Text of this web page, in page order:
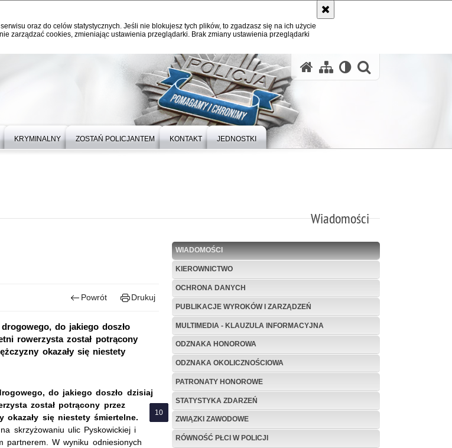
oraz do celów statystycznych. Jeśli nie blokujesz tych plików, to zgadzasz się na ich użycie
zarządzać cookies, zmieniając ustawienia przeglądarki. Brak zmiany ustawienia przeglądarki
KRYMINALNY ZOSTAŃ POLICJANTEM KONTAKT JEDNOSTKI
Wiadomości
WIADOMOŚCI
KIEROWNICTWO
OCHRONA DANYCH
PUBLIKACJE WYROKÓW I ZARZĄDZEŃ
MULTIMEDIA - KLAUZULA INFORMACYJNA
ODZNAKA HONOROWA
ODZNAKA OKOLICZNOŚCIOWA
PATRONATY HONOROWE
STATYSTYKA ZDARZEŃ
ZWIĄZKI ZAWODOWE
RÓWNOŚĆ PŁCI W POLICJI
Powrót Drukuj
do jakiego doszło
rowerzysta został potrącony
okazały się niestety
do jakiego doszło dzisiaj
został potrącony przez
okazały się niestety śmiertelne.
skrzyżowaniu ulic Pyskowickiej i
partnerem. W wyniku odniesionych